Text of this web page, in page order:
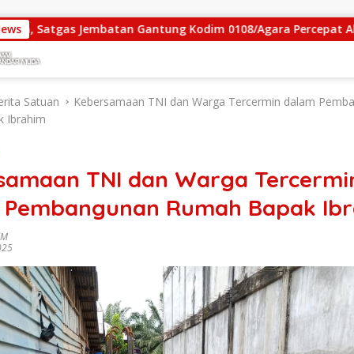
Jembatan Gantung Kodim 0108/Agara Percepat Akses Warga
Satuan
Kebersamaan TNI dan Warga Tercermin dalam
Ibrahim
TNI dan Warga
Rumah Bapak